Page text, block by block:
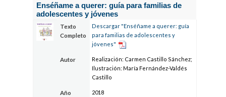
Enséñame a querer: guía para familias de
adolescentes y jóvenes
Texto
Completo
Descargar "Enséñame a querer: guía
para familias de adolescentes y
jóvenes"
Autor
Realización: Carmen Castillo Sánchez;
Ilustración: María Fernández-Valdés
Castillo
Año 2018